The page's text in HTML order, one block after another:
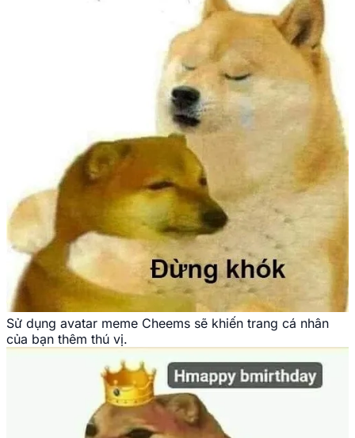
Sử dụng avatar meme Cheems sẽ khiến trang cá nhân
của bạn thêm thú vị.